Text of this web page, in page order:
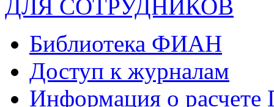
ДЛЯ СОТРУДНИКОВ
Библиотека ФИАН
Доступ к журналам
Информация о